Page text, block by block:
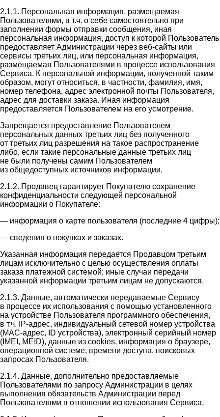
2.1.1. Персональная информация, размещаемая
Пользователями, в т.ч. о себе самостоятельно при
заполнении формы отправки сообщения, иная
персональная информация, доступ к которой Пользователь
предоставляет Администрации через веб-сайты или
сервисы третьих лиц, или персональная информация,
размещаемая Пользователями в процессе использования
Сервиса. К персональной информации, полученной таким
образом, могут относиться, в частности, фамилия, имя,
номер телефона, адрес электронной почты Пользователя,
адрес для доставки заказа. Иная информация
предоставляется Пользователем на его усмотрение.
Запрещается предоставление Пользователем
персональных данных третьих лиц без полученного
от третьих лиц разрешения на такое распространение
либо, если такие персональные данные третьих лиц
не были получены самим Пользователем
из общедоступных источников информации.
2.1.2. Продавец гарантирует Покупателю сохранение
конфиденциальности следующей персональной
информации о Покупателе:
— информация о карте пользователя (последние 4 цифры);
— сведения о покупках и заказах.
Указанная информация передается Продавцом третьим
лицам исключительно с целью осуществления оплаты
заказа платежной системой; иные случаи передачи
указанной информации третьим лицам не допускаются.
2.1.3. Данные, автоматически передаваемые Сервису
в процессе их использования с помощью установленного
на устройстве Пользователя программного обеспечения,
в т.ч. IP-адрес, индивидуальный сетевой номер устройства
(MAC-адрес, ID устройства), электронный серийный номер
(IMEI, MEID), данные из cookies, информация о браузере,
операционной системе, времени доступа, поисковых
запросах Пользователя.
2.1.4. Данные, дополнительно предоставляемые
Пользователями по запросу Администрации в целях
выполнения обязательств Администрации перед
Пользователями в отношении использования Сервиса.